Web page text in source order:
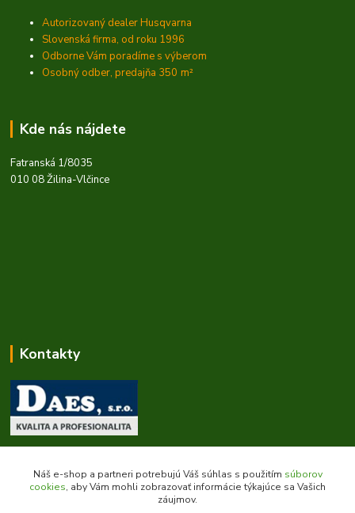
Autorizovaný dealer Husqvarna
Slovenská firma, od roku 1996
Odborne Vám poradíme s výberom
Osobný odber, predajňa 350 m²
Kde nás nájdete
Fatranská 1/8035
010 08 Žilina-Vlčince
Kontakty
Zákaznícka podpora daes.sk
+421 903 707 668
(Po-Pia, 8-16 hod.)
Náš e-shop a partneri potrebujú Váš súhlas s použitím súborov
cookies, aby Vám mohli zobrazovať informácie týkajúce sa Vašich
záujmov.